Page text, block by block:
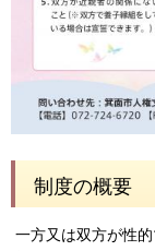
制度の概要
一方又は双方が性